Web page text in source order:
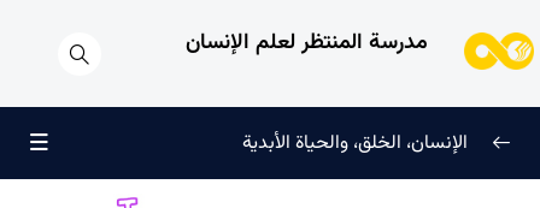
مدرسة المنتظر لعلم الإنسان
الإنسان، الخلق، والحياة الأبدية